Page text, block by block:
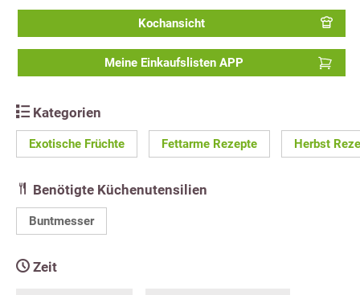
Kochansicht
Meine Einkaufslisten APP
Kategorien
Exotische Früchte Fettarme Rezepte Herbst
Benötigte Küchenutensilien
Buntmesser
Zeit